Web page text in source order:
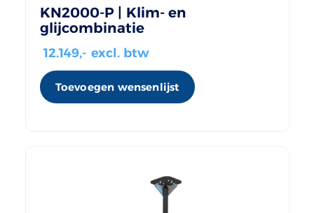
KN2000-P | Klim- en
glijcombinatie
12.149,- excl. btw
Toevoegen wensenlijst